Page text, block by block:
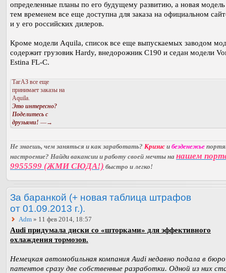
определенные планы по его будущему развитию, а новая
тем временем все еще доступна для заказа на официальном
и у его российских дилеров.
Кроме модели Aquila, список все еще выпускаемых заводом
содержит грузовик Hardy, внедорожник С190 и седан модели
Estina FL-C.
ТагАЗ все еще
принимает заказы на
Aquila.
Это интересно?
Поделитесь с
друзьями! —→
Не знаешь, чем заняться и как заработать? Кризис и безденежье
настроение? Найди вакансии и работу своей мечты на нашем
9955599 (ЖМИ СЮДА!) быстро и легко!
За баранкой (+ новая таблица штрафов
от 01.09.2013 г.).
Adm » 11 фев 2014, 18:57
Audi придумала диски со «шторками» для эффективного
охлаждения тормозов.
Немецкая автомобильная компания Audi недавно подала в бюро
патентов сразу две собственные разработки. Одной из них